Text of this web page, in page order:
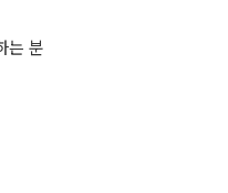
는 분